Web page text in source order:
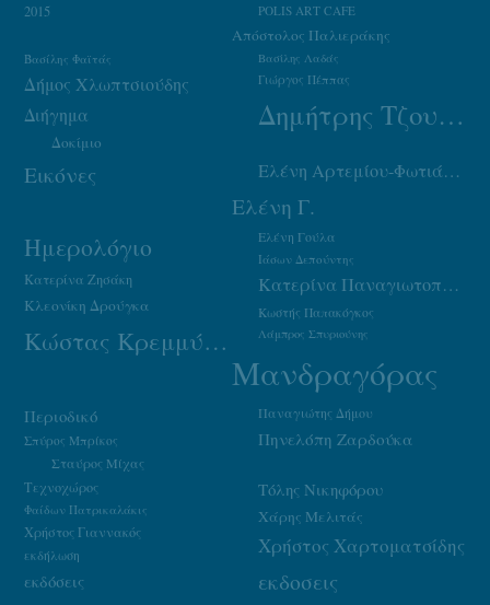
2015 POLIS ART CAFE
Απόστολος Παλιεράκης
Βασίλης Λαδάς
Βασίλης Φαϊτάς
Γιώργος Πέππας
Δήμος Χλωπτσιούδης
Δημήτρης Τζουμάκας
Διήγημα
Δοκίμιο
Εικόνες Ελένη Αρτεμίου-Φωτιάδου
Ελένη Γ.
Ελένη Γούλα
Ημερολόγιο Ιάσων Δεπούντης
Κατερίνα Ζησάκη Κατερίνα Παναγιωτοπούλου
Κλεονίκη Δρούγκα Κωστής Παπακόγκος
Κώστας Κρεμμύδας Λάμπρος Σπυριούνης
Μανδραγόρας
Παναγιώτης Δήμου
Περιοδικό
Πηνελόπη Ζαρδούκα
Σπύρος Μπρίκος
Σταύρος Μίχας
Τεχνοχώρος
Τόλης Νικηφόρου
Φαίδων Πατρικαλάκις Χάρης Μελιτάς
Χρήστος Γιαννακός
Χρήστος Χαρτοματσίδης
εκδήλωση
εκδοσεις
εκδόσεις